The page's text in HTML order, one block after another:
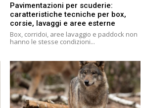
Pavimentazioni per scuderie:
caratteristiche tecniche per box,
corsie, lavaggi e aree esterne
Box, corridoi, aree lavaggio e paddock non
hanno le stesse condizioni...